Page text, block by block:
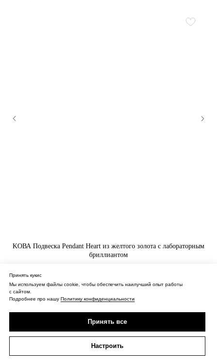
Принять кукис
Мы используем файлы cookie, чтобы обеспечить наилучший опыт работы
с сайтом.
Подробнее про нашу Политику конфиденциальности
Принять все
Настроить
KOВА Подвеска Pendant Heart из желтого золота с лабораторным
бриллиантом